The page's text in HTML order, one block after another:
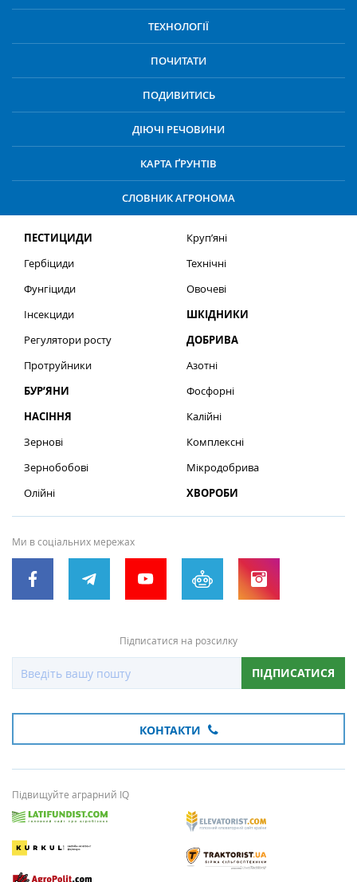
ТЕХНОЛОГІЇ
ПОЧИТАТИ
ПОДИВИТИСЬ
ДІЮЧІ РЕЧОВИНИ
КАРТА ҐРУНТІВ
СЛОВНИК АГРОНОМА
ПЕСТИЦИДИ
Гербіциди
Фунгіциди
Інсекциди
Регулятори росту
Протруйники
БУР’ЯНИ
НАСІННЯ
Зернові
Зернобобові
Олійні
Круп’яні
Технічні
Овочеві
ШКІДНИКИ
ДОБРИВА
Азотні
Фосфорні
Калійні
Комплексні
Мікродобрива
ХВОРОБИ
Ми в соціальних мережах
Підписатися на розсилку
ПІДПИСАТИСЯ
КОНТАКТИ
Підвищуйте аграрний IQ